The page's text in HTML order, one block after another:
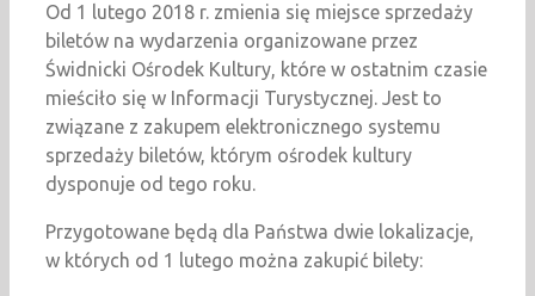
Od 1 lutego 2018 r. zmienia się miejsce sprzedaży
biletów na wydarzenia organizowane przez
Świdnicki Ośrodek Kultury, które w ostatnim czasie
mieściło się w Informacji Turystycznej. Jest to
związane z zakupem elektronicznego systemu
sprzedaży biletów, którym ośrodek kultury
dysponuje od tego roku.
Przygotowane będą dla Państwa dwie lokalizacje,
w których od 1 lutego można zakupić bilety: